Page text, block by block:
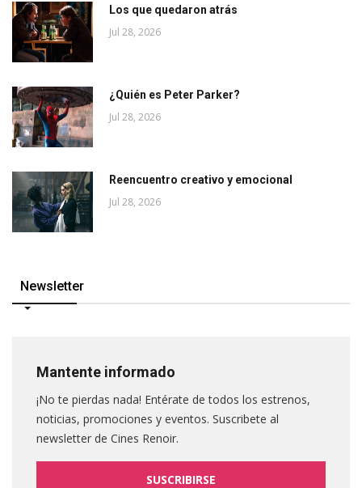
Los que quedaron atrás
Jul 28, 2026
¿Quién es Peter Parker?
Jul 28, 2026
Reencuentro creativo y emocional
Jul 28, 2026
Newsletter
Mantente informado
¡No te pierdas nada! Entérate de todos los estrenos,
noticias, promociones y eventos. Suscribete al
newsletter de Cines Renoir.
SUSCRIBIRSE